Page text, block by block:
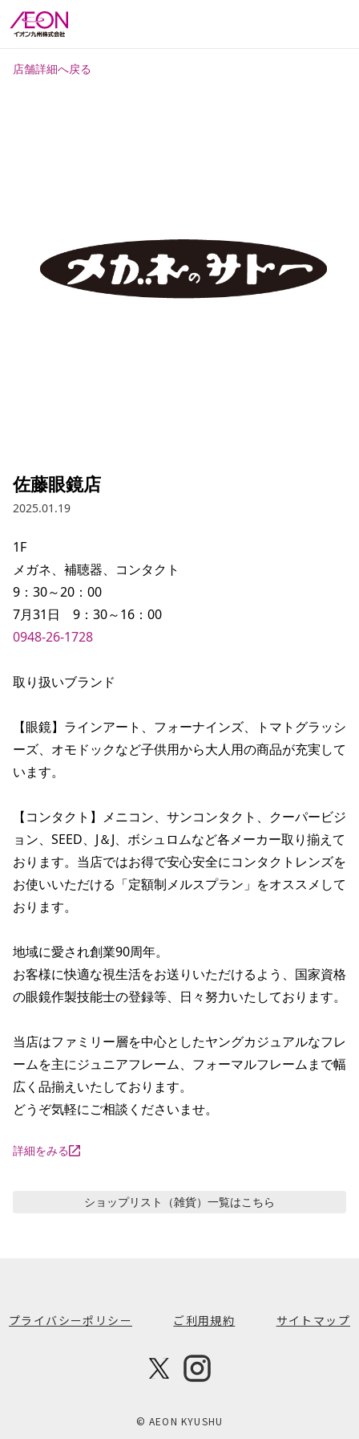
店舗詳細へ戻る
佐藤眼鏡店
2025.01.19
1F
メガネ、補聴器、コンタクト
9：30～20：00
0948-26-1728
取り扱いブランド
【眼鏡】ラインアート、フォーナインズ、トマトグラッシ
ーズ、オモドックなど子供用から大人用の商品が充実して
います。
【コンタクト】メニコン、サンコンタクト、クーパービジ
ョン、SEED、J＆J、ボシュロムなど各メーカー取り揃えて
おります。当店ではお得で安心安全にコンタクトレンズを
お使いいただける「定額制メルスプラン」をオススメして
おります。
地域に愛され創業90周年。
お客様に快適な視生活をお送りいただけるよう、国家資格
の眼鏡作製技能士の登録等、日々努力いたしております。
当店はファミリー層を中心としたヤングカジュアルなフレ
ームを主にジュニアフレーム、フォーマルフレームまで幅
広く品揃えいたしております。
どうぞ気軽にご相談くださいませ。
詳細をみる
ショップリスト（雑貨） 一覧はこちら
プライバシーポリシー ご利用規約 サイトマップ
© AEON KYUSHU